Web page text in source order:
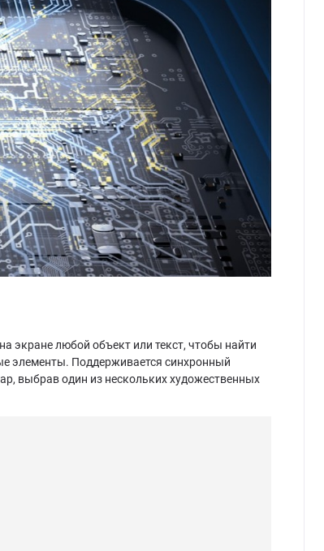
экране любой объект или текст, чтобы найти
элементы. Поддерживается синхронный
выбрав один из нескольких художественных